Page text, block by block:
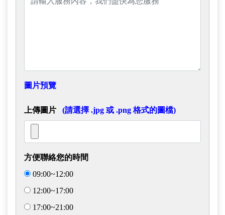
圖片預覽
上傳圖片 (請選擇 .jpg 或 .png 格式的圖檔)
方便聯絡您的時間
09:00~12:00
12:00~17:00
17:00~21:00